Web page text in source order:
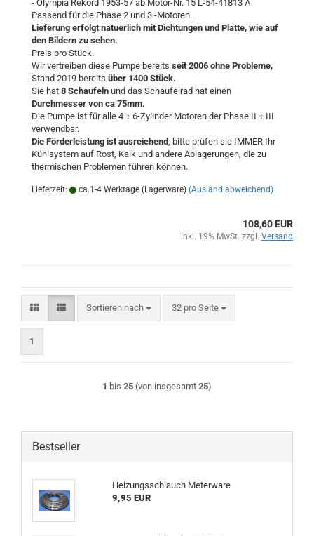
- Olympia Rekord 1953-57 ab Motor-Nr. 15 L-54-41813 A
Passend für die Phase 2 und 3 -Motoren.
Lieferung erfolgt natuerlich mit Dichtungen und Platte, wie auf
den Bildern zu sehen.
Preis pro Stück.
Wir vertreiben diese Pumpe bereits seit 2006 ohne Probleme,
Stand 2019 bereits über 1400 Stück.
Sie hat 8 Schaufeln und das Schaufelrad hat einen
Durchmesser von ca 75mm.
Die Pumpe ist für alle 4 + 6-Zylinder Motoren der Phase II + III
verwendbar.
Die Förderleistung ist ausreichend, bitte prüfen sie IMMER Ihr
Kühlsystem auf Rost, Kalk und andere Ablagerungen, die zu
thermischen Problemen führen können.
Lieferzeit: ca.1-4 Werktage (Lagerware) (Ausland abweichend)
108,60 EUR
inkl. 19% MwSt. zzgl. Versand
Sortieren nach
Sortieren nach 32 pro Seite
pro Seite
1
1 bis 25 (von insgesamt 25)
Bestseller
Heizungsschlauch Meterware
9,95 EUR